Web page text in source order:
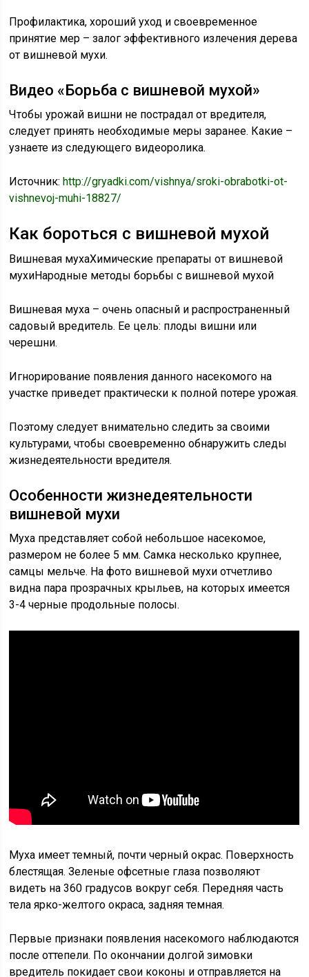
Профилактика, хороший уход и своевременное
принятие мер – залог эффективного излечения дерева
от вишневой мухи.
Видео «Борьба с вишневой мухой»
Чтобы урожай вишни не пострадал от вредителя,
следует принять необходимые меры заранее. Какие –
узнаете из следующего видеоролика.
Источник:http://gryadki.com/vishnya/sroki-obrabotki-ot-
vishnevoj-muhi-18827/
Как бороться с вишневой мухой
Вишневая мухаХимические препараты от вишневой
мухиНародные методы борьбы с вишневой мухой
Вишневая муха – очень опасный и распространенный
садовый вредитель. Ее цель: плоды вишни или
черешни.
Игнорирование появления данного насекомого на
участке приведет практически к полной потере урожая.
Поэтому следует внимательно следить за своими
культурами, чтобы своевременно обнаружить следы
жизнедеятельности вредителя.
Особенности жизнедеятельности
вишневой мухи
Муха представляет собой небольшое насекомое,
размером не более 5 мм. Самка несколько крупнее,
самцы мельче. На фото вишневой мухи отчетливо
видна пара прозрачных крыльев, на которых имеется
3-4 черные продольные полосы.
Муха имеет темный, почти черный окрас. Поверхность
блестящая. Зеленые офсетные глаза позволяют
видеть на 360 градусов вокруг себя. Передняя часть
тела ярко-желтого окраса, задняя темная.
Первые признаки появления насекомого наблюдаются
после оттепели. По окончании долгой зимовки
вредитель покидает свои коконы и отправляется на